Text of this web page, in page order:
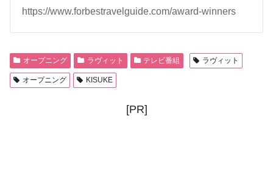
https://www.forbestravelguide.com/award-winners
オープニング ラヴィット テレビ番組 ラヴィット
オープニング KISUKE
[PR]